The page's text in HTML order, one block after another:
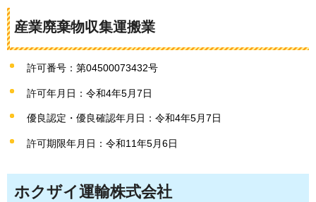
産業廃棄物収集運搬業
許可番号：第04500073432号
許可年月日：令和4年5月7日
優良認定・優良確認年月日：令和4年5月7日
許可期限年月日：令和11年5月6日
ホクザイ運輸株式会社